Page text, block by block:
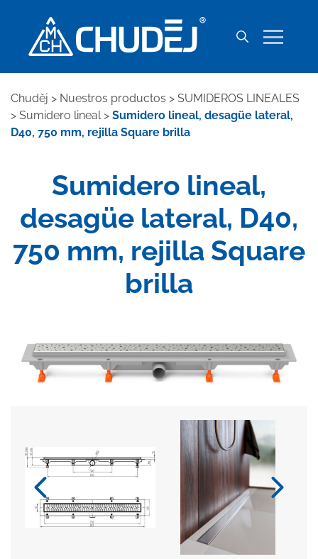
Chuděj > Nuestros productos > SUMIDEROS LINEALES
> Sumidero lineal> Sumidero lineal, desagüe lateral,
D40, 750 mm, rejilla Square brilla
Sumidero lineal,
desagüe lateral, D40,
750 mm, rejilla Square
brilla